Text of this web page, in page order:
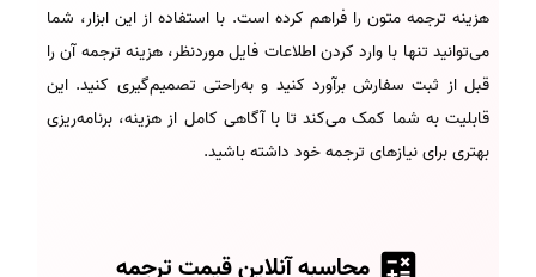
هزینه ترجمه متون را فراهم کرده است. با استفاده از این ابزار، شما
می‌توانید تنها با وارد کردن اطلاعات فایل موردنظر، هزینه ترجمه آن را
قبل از ثبت سفارش برآورد کنید و به‌راحتی تصمیم‌گیری کنید. این
قابلیت به شما کمک می‌کند تا با آگاهی کامل از هزینه، برنامه‌ریزی
بهتری برای نیازهای ترجمه خود داشته باشید.
محاسبه آنلاین قیمت ترجمه